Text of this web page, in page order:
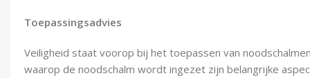
Toepassingsadvies
Veiligheid staat voorop bij het toepassen van
waarop de noodschalm wordt ingezet zijn belangrijke